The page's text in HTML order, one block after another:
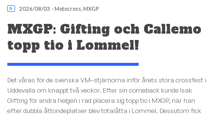
2026/08/03 - Motocross MXGP
MXGP: Gifting och Callemo
topp tio i Lommel!
Det våras för de svenska VM–stjärnorna inför årets stora crossfest i
Uddevalla om knappt två veckor. Efter sin comeback kunde Isak
Gifting för andra helgen i rad placera sig topp tio i MXGP, när han
efter dubbla åttondeplatser blev totalåtta i Lommel. Dessutom fick